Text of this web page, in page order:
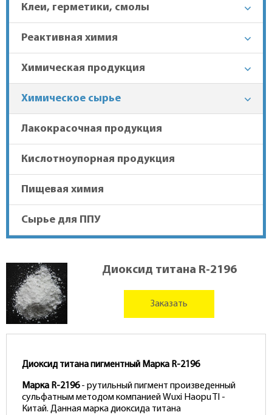
Гарантия лучшей цены
Доставка в регионы
+7 (863) 303-37-70
Клеи, герметики, смолы
Реактивная химия
Химическая продукция
Химическое сырье
Лакокрасочная продукция
Кислотноупорная продукция
Пищевая химия
Сырье для ППУ
Диоксид титана R-2196
Заказать
Диоксид титана пигментный Марка R-2196
Марка R-2196- рутильный пигмент произведенный
сульфатным методом компанией Wuxi Haopu TI -
Китай. Данная марка диоксида титана